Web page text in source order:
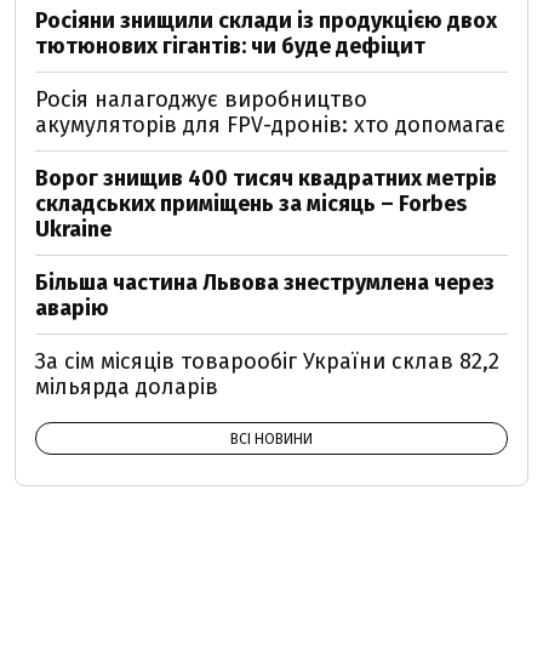
Росіяни знищили склади із продукцією двох
тютюнових гігантів: чи буде дефіцит
Росія налагоджує виробництво
акумуляторів для FPV-дронів: хто допомагає
Ворог знищив 400 тисяч квадратних метрів
складських приміщень за місяць – Forbes
Ukraine
Більша частина Львова знеструмлена через
аварію
За сім місяців товарообіг України склав 82,2
мільярда доларів
ВСІ НОВИНИ